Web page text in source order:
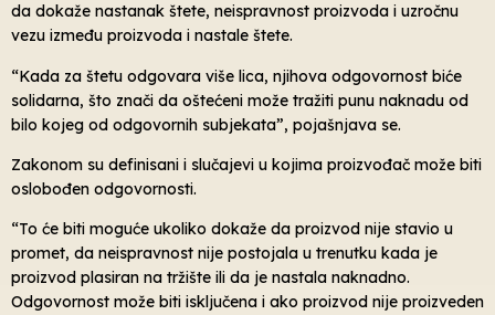
da dokaže nastanak štete, neispravnost proizvoda i uzročnu
vezu između proizvoda i nastale štete.
“Kada za štetu odgovara više lica, njihova odgovornost biće
solidarna, što znači da oštećeni može tražiti punu naknadu od
bilo kojeg od odgovornih subjekata”, pojašnjava se.
Zakonom su definisani i slučajevi u kojima proizvođač može biti
oslobođen odgovornosti.
“To će biti moguće ukoliko dokaže da proizvod nije stavio u
promet, da neispravnost nije postojala u trenutku kada je
proizvod plasiran na tržište ili da je nastala naknadno.
Odgovornost može biti isključena i ako proizvod nije proizveden